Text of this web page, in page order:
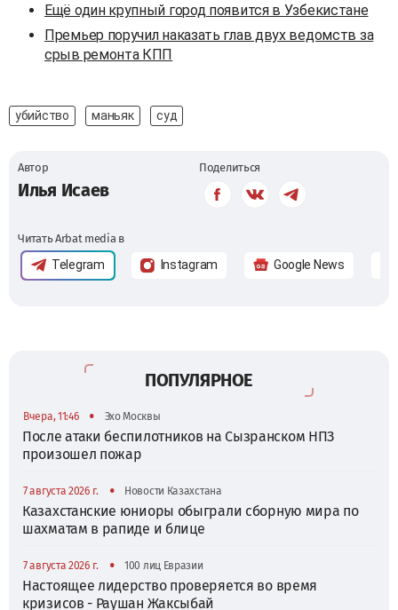
Ещё один крупный город появится в Узбекистане
Премьер поручил наказать глав двух ведомств за
срыв ремонта КПП
убийство маньяк суд
Автор
Илья Исаев
Поделиться
Читать Arbat media в
Telegram Instagram Google News
ПОПУЛЯРНОЕ
Вчера, 11:46 • Эхо Москвы
После атаки беспилотников на Сызранском НПЗ
произошел пожар
7 августа 2026 г. • Новости Казахстана
Казахстанские юниоры обыграли сборную мира по
шахматам в рапиде и блице
7 августа 2026 г. • 100 лиц Евразии
Настоящее лидерство проверяется во время
кризисов - Раушан Жаксыбай